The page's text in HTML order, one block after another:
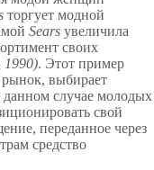
торгует модной
Sears увеличила
своих
1990). Этот пример
рынок, выбирает
случае молодых
свой
переданное через
средство